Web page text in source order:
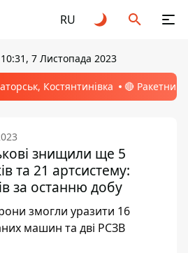
RU
10:31, 7 Листопада 2023
Костянтинівка 🔴 Ракетний
знищили ще 5
та 21 артсистему:
за останню добу
змогли уразити 16
машин та дві РСЗВ